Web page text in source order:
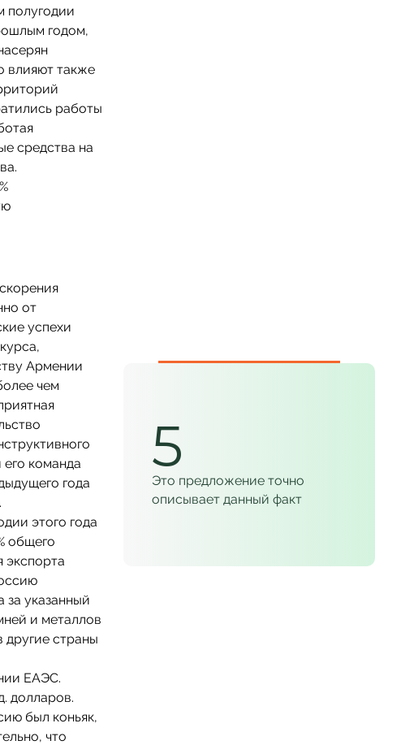
полугодии
годом,
влияют также
работы
средства на
от
успехи
Армении
чем
команда
года
этого года
общего
экспорта
за указанный
и металлов
другие страны
ЕАЭС.
долларов.
был коньяк,
что
5
Это предложение точно
описывает данный факт